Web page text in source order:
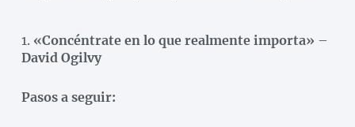
1. «Concéntrate en lo que realmente importa» –
David Ogilvy
Pasos a seguir: